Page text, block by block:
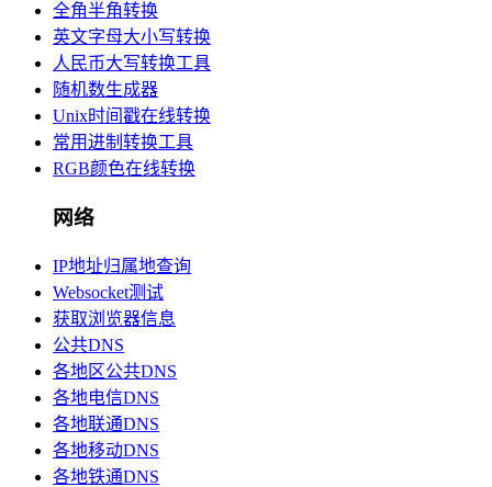
全角半角转换
英文字母大小写转换
人民币大写转换工具
随机数生成器
Unix时间戳在线转换
常用进制转换工具
RGB颜色在线转换
网络
IP地址归属地查询
Websocket测试
获取浏览器信息
公共DNS
各地区公共DNS
各地电信DNS
各地联通DNS
各地移动DNS
各地铁通DNS